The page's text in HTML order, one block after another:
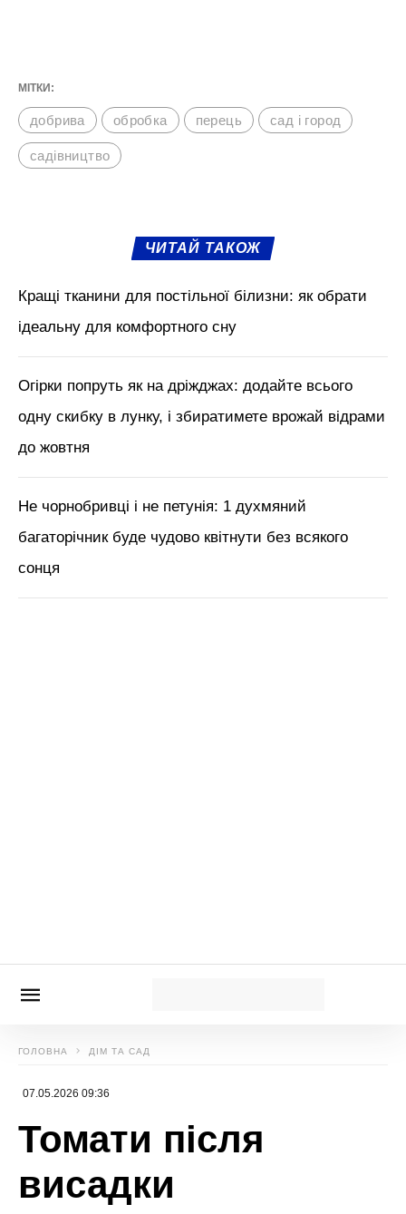
МІТКИ:
добрива обробка перець сад і город
садівництво
ЧИТАЙ ТАКОЖ
Кращі тканини для постільної білизни: як обрати
ідеальну для комфортного сну
Огірки попруть як на дріжджах: додайте всього
одну скибку в лунку, і збиратимете врожай відрами
до жовтня
Не чорнобривці і не петунія: 1 духмяний
багаторічник буде чудово квітнути без всякого
сонця